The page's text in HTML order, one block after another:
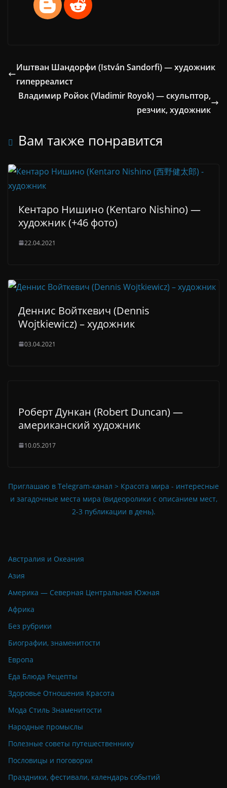
Иштван Шандорфи (István Sаndorfi) — художник
гиперреалист
Владимир Ройок (Vladimir Royok) — скульптор,
резчик, художник
Вам также понравится
Кентаро Нишино (Kentaro Nishino) —
художник (+46 фото)
22.04.2021
Деннис Войткевич (Dennis
Wojtkiewicz) – художник
03.04.2021
Роберт Дункан (Robert Duncan) —
американский художник
10.05.2017
Приглашаю в Telegram-канал > Красота мира - интересные
и загадочные места мира (видеоролики с описанием мест,
2-3 публикации в день).
Австралия и Океания
Азия
Америка — Северная Центральная Южная
Африка
Без рубрики
Биографии, знаменитости
Европа
Еда Блюда Рецепты
Здоровье Отношения Красота
Мода Стиль Знаменитости
Народные промыслы
Полезные советы путешественнику
Пословицы и поговорки
Праздники, фестивали, календарь событий